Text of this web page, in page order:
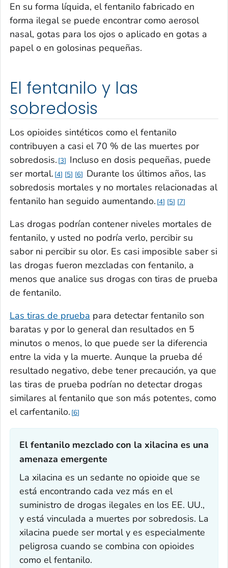
En su forma líquida, el fentanilo fabricado en
forma ilegal se puede encontrar como aerosol
nasal, gotas para los ojos o aplicado en gotas a
papel o en golosinas pequeñas.
El fentanilo y las
sobredosis
Los opioides sintéticos como el fentanilo
contribuyen a casi el 70 % de las muertes por
sobredosis. 3
Incluso en dosis pequeñas, puede
ser mortal. 4 5 6
Durante los últimos años, las
sobredosis mortales y no mortales relacionadas al
fentanilo han seguido aumentando. 4 5 7
Las drogas podrían contener niveles mortales de
fentanilo, y usted no podría verlo, percibir su
sabor ni percibir su olor. Es casi imposible saber si
las drogas fueron mezcladas con fentanilo, a
menos que analice sus drogas con tiras de prueba
de fentanilo.
Las tiras de prueba para detectar fentanilo son
baratas y por lo general dan resultados en 5
minutos o menos, lo que puede ser la diferencia
entre la vida y la muerte. Aunque la prueba dé
resultado negativo, debe tener precaución, ya que
las tiras de prueba podrían no detectar drogas
similares al fentanilo que son más potentes, como
el carfentanilo. 6
El fentanilo mezclado con la xilacina es una
amenaza emergente‎
La xilacina es un sedante no opioide que se
está encontrando cada vez más en el
suministro de drogas ilegales en los EE. UU.,
y está vinculada a muertes por sobredosis. La
xilacina puede ser mortal y es especialmente
peligrosa cuando se combina con opioides
como el fentanilo.